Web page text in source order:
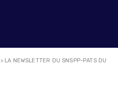
> LA NEWSLETTER DU SNSPP-PATS DU